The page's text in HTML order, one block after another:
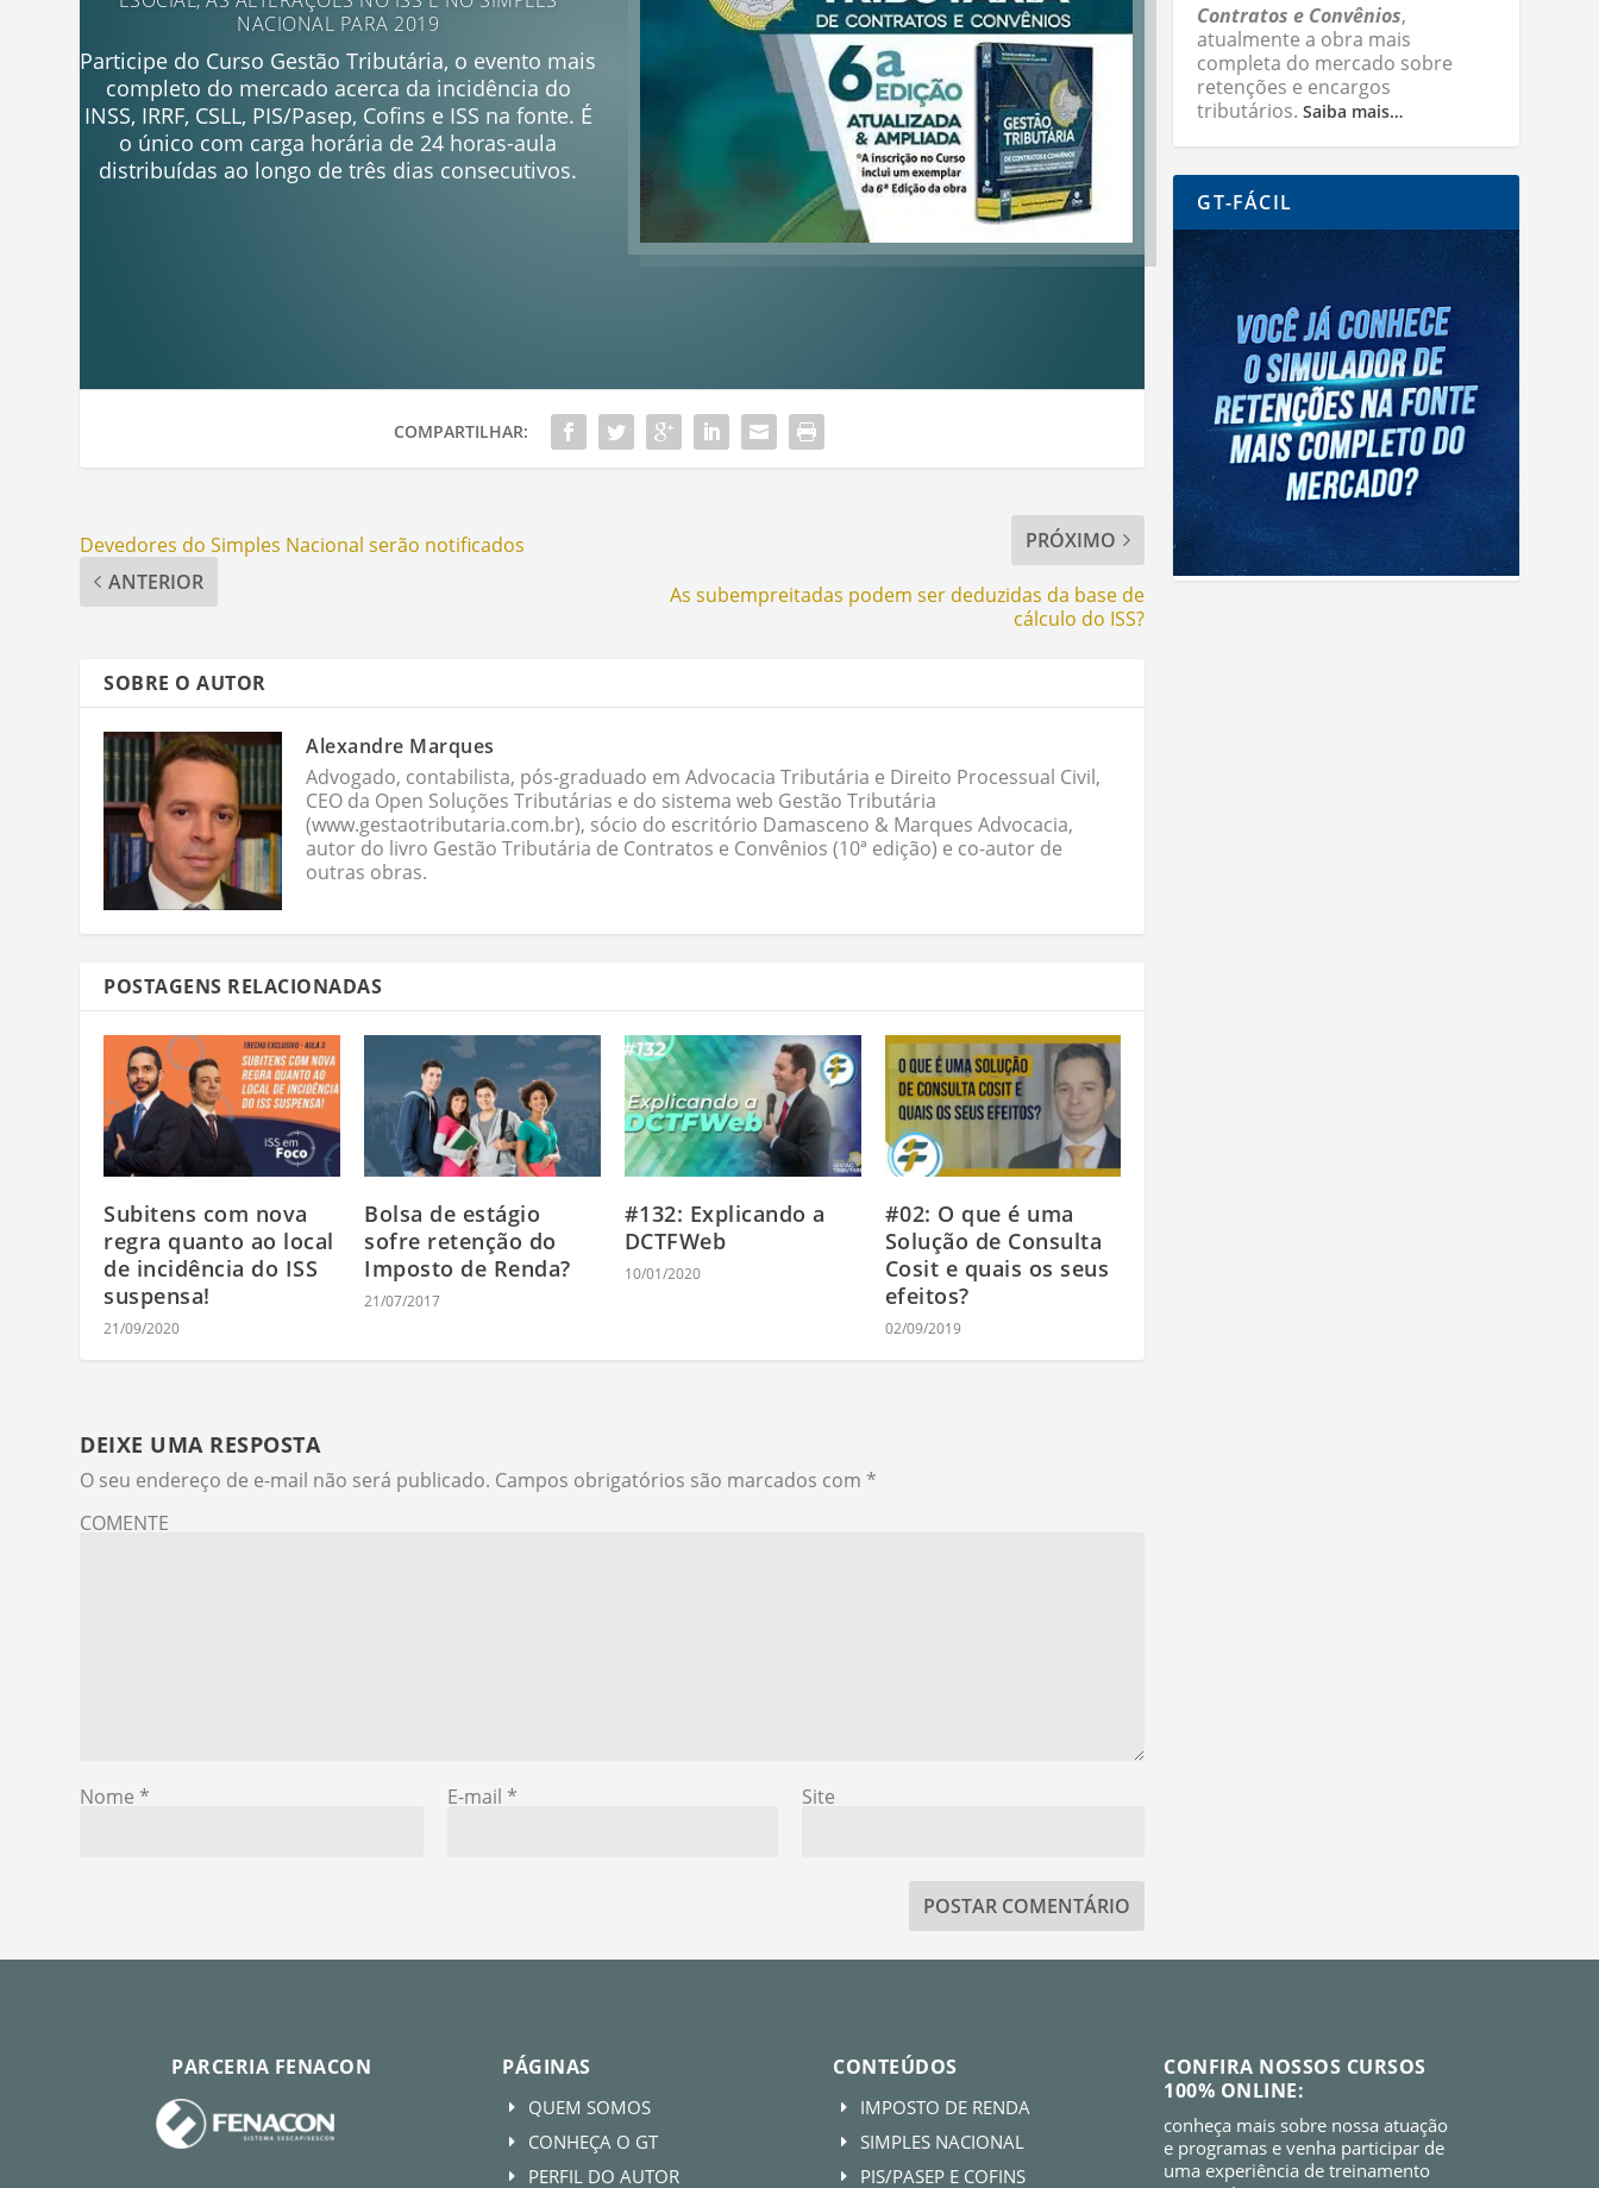
NACIONAL PARA 2019
Participe do Curso Gestão Tributária, o evento mais
completo do mercado acerca da incidência do
INSS, IRRF, CSLL, PIS/Pasep, Cofins e ISS na fonte. É
o único com carga horária de 24 horas-aula
distribuídas ao longo de três dias consecutivos.
COMPARTILHAR:
Devedores do Simples Nacional serão notificados
ANTERIOR
PRÓXIMO
As subempreitadas podem ser deduzidas da base de
cálculo do ISS?
SOBRE O AUTOR
Alexandre Marques
Advogado, contabilista, pós-graduado em Advocacia Tributária e Direito Processual Civil,
CEO da Open Soluções Tributárias e do sistema web Gestão Tributária
(www.gestaotributaria.com.br), sócio do escritório Damasceno & Marques Advocacia,
autor do livro Gestão Tributária de Contratos e Convênios (10ª edição) e co-autor de
outras obras.
POSTAGENS RELACIONADAS
Subitens com nova
regra quanto ao local
de incidência do ISS
suspensa!
21/09/2020
Bolsa de estágio
sofre retenção do
Imposto de Renda?
21/07/2017
#132: Explicando a
DCTFWeb
10/01/2020
#02: O que é uma
Solução de Consulta
Cosit e quais os seus
efeitos?
02/09/2019
DEIXE UMA RESPOSTA
O seu endereço de e-mail não será publicado. Campos obrigatórios são marcados com *
COMENTE
Nome * E-mail * Site
Contratos e Convênios,
atualmente a obra mais
completa do mercado sobre
retenções e encargos
tributários.Saiba mais…
GT-FÁCIL
PARCERIA FENACON PÁGINAS
E QUEM SOMOS
E CONHEÇA O GT
E PERFIL DO AUTOR
CONTEÚDOS
E IMPOSTO DE RENDA
E SIMPLES NACIONAL
E PIS/PASEP E COFINS
CONFIRA NOSSOS CURSOS
100% ONLINE:
conheça mais sobre nossa atuação
e programas e venha participar de
uma experiência de treinamento